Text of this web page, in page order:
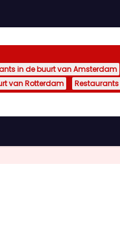
in de buurt van Amsterdam
van Rotterdam